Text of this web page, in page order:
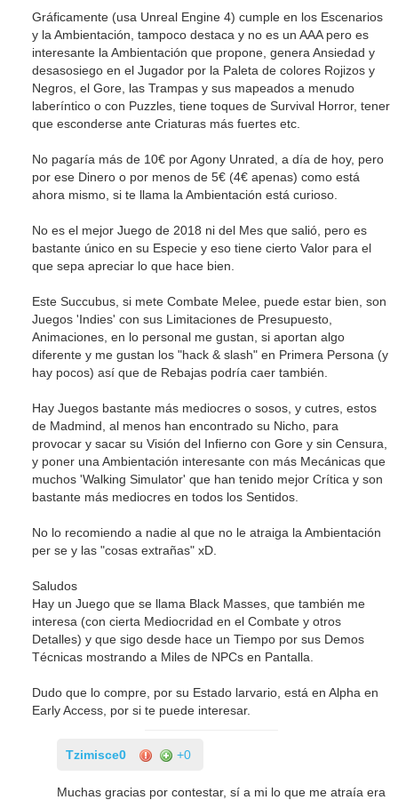
Gráficamente (usa Unreal Engine 4) cumple en los Escenarios
y la Ambientación, tampoco destaca y no es un AAA pero es
interesante la Ambientación que propone, genera Ansiedad y
desasosiego en el Jugador por la Paleta de colores Rojizos y
Negros, el Gore, las Trampas y sus mapeados a menudo
laberíntico o con Puzzles, tiene toques de Survival Horror, tener
que esconderse ante Criaturas más fuertes etc.
No pagaría más de 10€ por Agony Unrated, a día de hoy, pero
por ese Dinero o por menos de 5€ (4€ apenas) como está
ahora mismo, si te llama la Ambientación está curioso.
No es el mejor Juego de 2018 ni del Mes que salió, pero es
bastante único en su Especie y eso tiene cierto Valor para el
que sepa apreciar lo que hace bien.
Este Succubus, si mete Combate Melee, puede estar bien, son
Juegos 'Indies' con sus Limitaciones de Presupuesto,
Animaciones, en lo personal me gustan, si aportan algo
diferente y me gustan los "hack & slash" en Primera Persona (y
hay pocos) así que de Rebajas podría caer también.
Hay Juegos bastante más mediocres o sosos, y cutres, estos
de Madmind, al menos han encontrado su Nicho, para
provocar y sacar su Visión del Infierno con Gore y sin Censura,
y poner una Ambientación interesante con más Mecánicas que
muchos 'Walking Simulator' que han tenido mejor Crítica y son
bastante más mediocres en todos los Sentidos.
No lo recomiendo a nadie al que no le atraiga la Ambientación
per se y las "cosas extrañas" xD.
Saludos
Hay un Juego que se llama Black Masses, que también me
interesa (con cierta Mediocridad en el Combate y otros
Detalles) y que sigo desde hace un Tiempo por sus Demos
Técnicas mostrando a Miles de NPCs en Pantalla.
Dudo que lo compre, por su Estado larvario, está en Alpha en
Early Access, por si te puede interesar.
Tzimisce0 +0
Muchas gracias por contestar, sí a mi lo que me atraía era